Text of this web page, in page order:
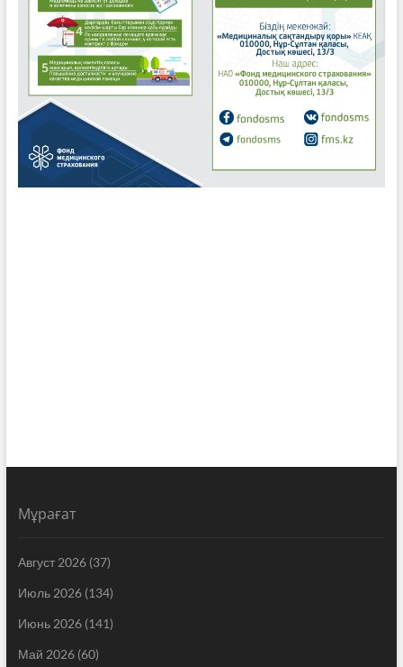
Мұрағат
Август 2026(37)
Июль 2026(134)
Июнь 2026(141)
Май 2026(60)